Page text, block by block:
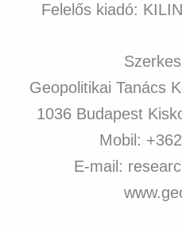
Felelős kiadó:
Geopolitikai Tanács
1036 Budapest
Mobil:
E-mail: